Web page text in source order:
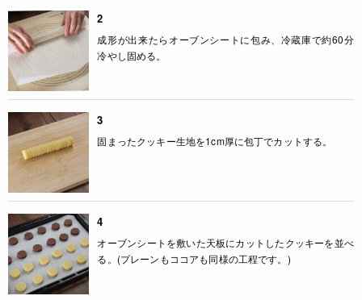
2
成形が出来たらオーブンシートに包み、冷蔵庫で約60分
冷やし固める。
3
固まったクッキー生地を1cm厚に包丁でカットする。
4
オーブンシートを敷いた天板にカットしたクッキーを並べ
る。(プレーンもココアも同様の工程です。)